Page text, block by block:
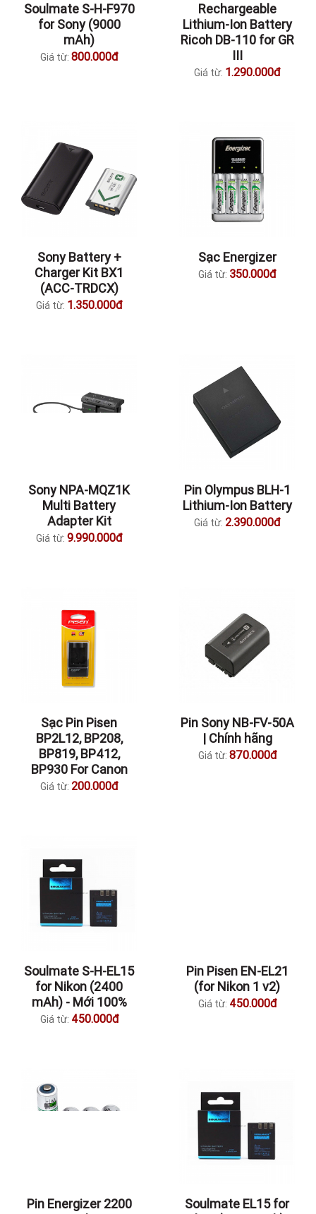
Soulmate S-H-F970
for Sony (9000
mAh)
Giá từ: 800.000đ
Rechargeable
Lithium-Ion Battery
Ricoh DB-110 for GR
III
Giá từ: 1.290.000đ
Sony Battery +
Charger Kit BX1
(ACC-TRDCX)
Giá từ: 1.350.000đ
Sạc Energizer
Giá từ: 350.000đ
Sony NPA-MQZ1K
Multi Battery
Adapter Kit
Giá từ: 9.990.000đ
Pin Olympus BLH-1
Lithium-Ion Battery
Giá từ: 2.390.000đ
Sạc Pin Pisen
BP2L12, BP208,
BP819, BP412,
BP930 For Canon
Giá từ: 200.000đ
Pin Sony NB-FV-50A
| Chính hãng
Giá từ: 870.000đ
Soulmate S-H-EL15
for Nikon (2400
mAh) - Mới 100%
Giá từ: 450.000đ
Pin Pisen EN-EL21
(for Nikon 1 v2)
Giá từ: 450.000đ
Pin Energizer 2200
Soulmate EL15 for